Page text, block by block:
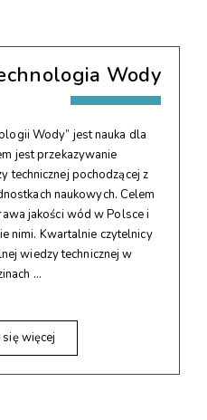
Wody
Wody” jest nauka dla
jest przekazywanie
technicznej pochodzącej z
naukowych. Celem
jakości wód w Polsce i
nimi. Kwartalnie czytelnicy
wiedzy technicznej w
…
więcej